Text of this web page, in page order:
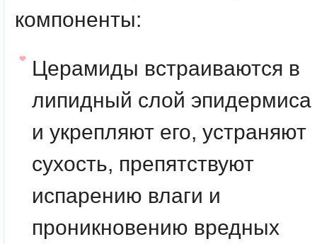
компоненты:
Церамиды встраиваются в
липидный слой эпидермиса
и укрепляют его, устраняют
сухость, препятствуют
испарению влаги и
проникновению вредных